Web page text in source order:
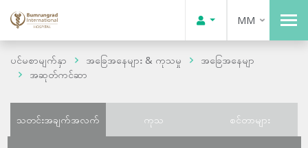
MM
ပင်မစာမျက်နှာ အခြေအနေများ & ကုသမှု
အခြေအနေမျာ
အဆုတ်ကင်ဆာ
သတင်းအချက်အလက် ကုသ စင်တာများ